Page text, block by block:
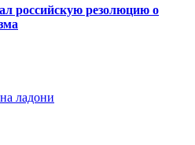
российскую резолюцию о